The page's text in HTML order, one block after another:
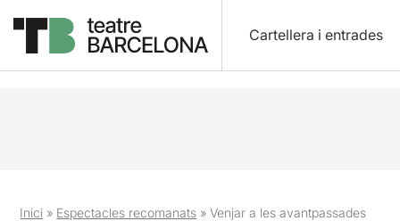
Cartellera i entrades
Inici » Espectacles recomanats »Venjar a les avantpassades